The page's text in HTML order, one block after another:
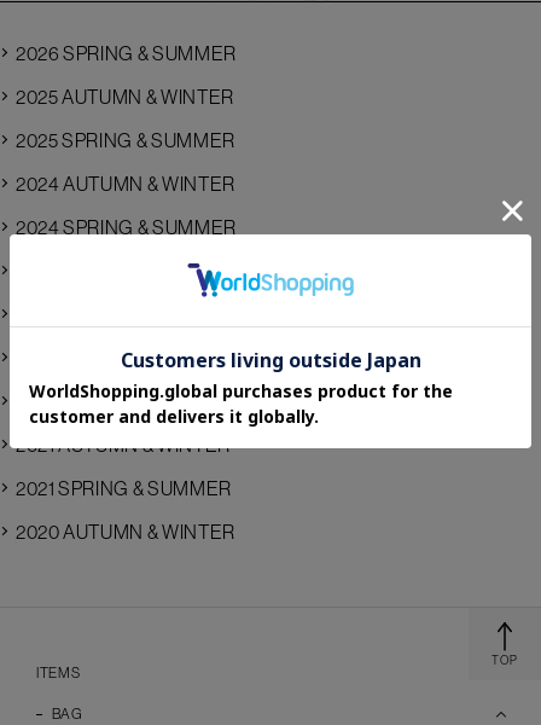
2026 SPRING & SUMMER
2025 AUTUMN & WINTER
2025 SPRING & SUMMER
2024 AUTUMN & WINTER
2024 SPRING & SUMMER
2023 AUTUMN & WINTER
2022 AUTUMN & WINTER
2022 SPRING & SUMMER
2021 AUTUMN & WINTER
2021 SPRING & SUMMER
2020 AUTUMN & WINTER
ITEMS
BAG
TOP